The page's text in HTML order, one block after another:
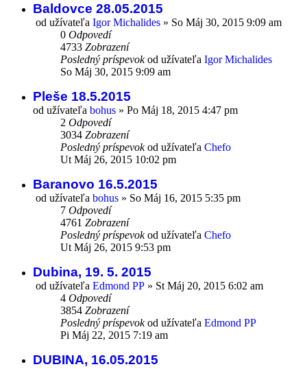
Baldovce 28.05.2015
od užívateľa Igor Michalides » So Máj 30, 2015 9:09 am
0 Odpovedí
4733 Zobrazení
Posledný príspevokod užívateľa Igor Michalides
So Máj 30, 2015 9:09 am
Pleše 18.5.2015
od užívateľa bohus » Po Máj 18, 2015 4:47 pm
2 Odpovedí
3034 Zobrazení
Posledný príspevokod užívateľa Chefo
Ut Máj 26, 2015 10:02 pm
Baranovo 16.5.2015
od užívateľa bohus » So Máj 16, 2015 5:35 pm
7 Odpovedí
4761 Zobrazení
Posledný príspevokod užívateľa Chefo
Ut Máj 26, 2015 9:53 pm
Dubina, 19. 5. 2015
od užívateľa Edmond PP » St Máj 20, 2015 6:02 am
4 Odpovedí
3854 Zobrazení
Posledný príspevokod užívateľa Edmond PP
Pi Máj 22, 2015 7:19 am
DUBINA, 16.05.2015